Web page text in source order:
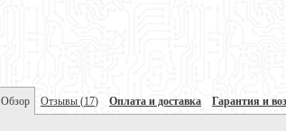
Обзор Отзывы (17) Оплата и доставка Гарантия и